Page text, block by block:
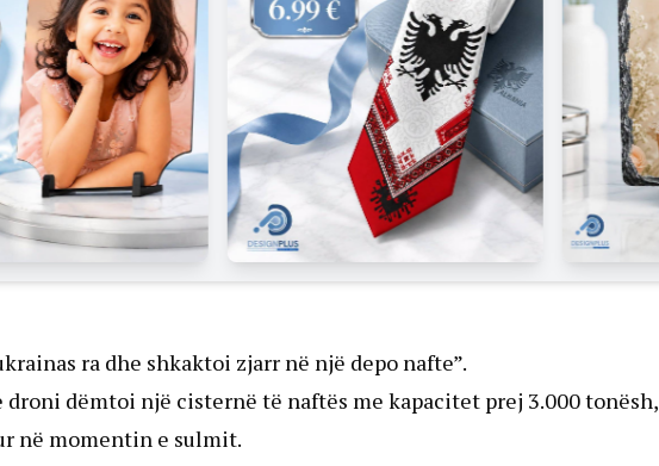
ra dhe shkaktoi zjarr në një depo nafte”.
droni dëmtoi një cisternë të naftës me kapacitet prej 3.000 tonësh,
në momentin e sulmit.